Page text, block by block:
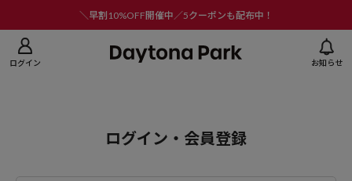
＼早割10%OFF開催中／5クーポンも配布中！
ログイン お知らせ
ログイン・会員登録